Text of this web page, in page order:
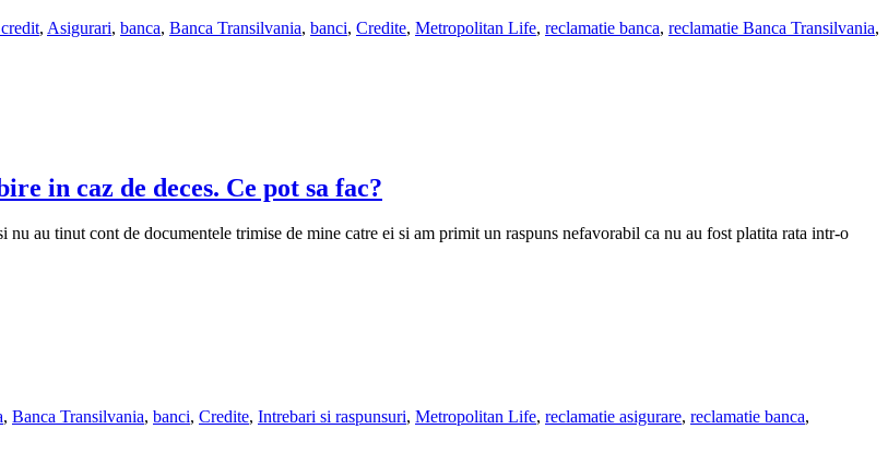
, Asigurari, banca, Banca Transilvania, banci, Credite, Metropolitan Life, reclamatie banca, reclamatie Banca Transilvania,
in caz de deces. Ce pot sa fac?
au tinut cont de documentele trimise de mine catre ei si am primit un raspuns nefavorabil ca nu au fost platita rata intr-o
, Banca Transilvania, banci, Credite, Intrebari si raspunsuri, Metropolitan Life, reclamatie asigurare, reclamatie banca,